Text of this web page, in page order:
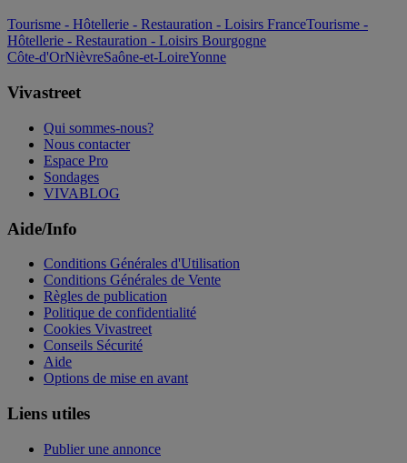
Tourisme - Hôtellerie - Restauration - Loisirs FranceTourisme -
Hôtellerie - Restauration - Loisirs Bourgogne
Côte-d'OrNièvreSaône-et-LoireYonne
Vivastreet
Qui sommes-nous?
Nous contacter
Espace Pro
Sondages
VIVABLOG
Aide/Info
Conditions Générales d'Utilisation
Conditions Générales de Vente
Règles de publication
Politique de confidentialité
Cookies Vivastreet
Conseils Sécurité
Aide
Options de mise en avant
Liens utiles
Publier une annonce